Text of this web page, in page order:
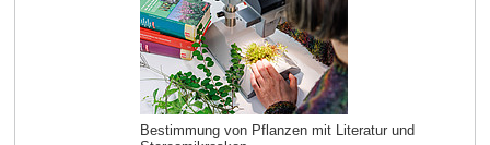
Bestimmung von Pflanzen mit Literatur und